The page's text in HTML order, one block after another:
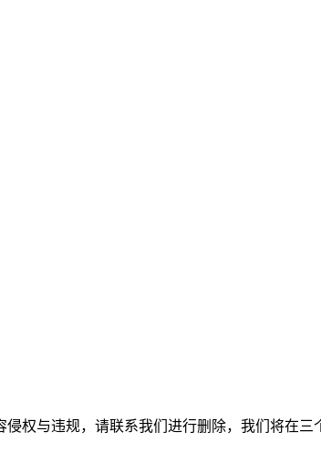
权与违规，请联系我们进行删除，我们将在三